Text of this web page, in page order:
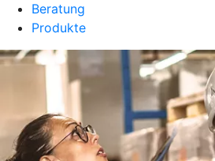
Beratung
Produkte